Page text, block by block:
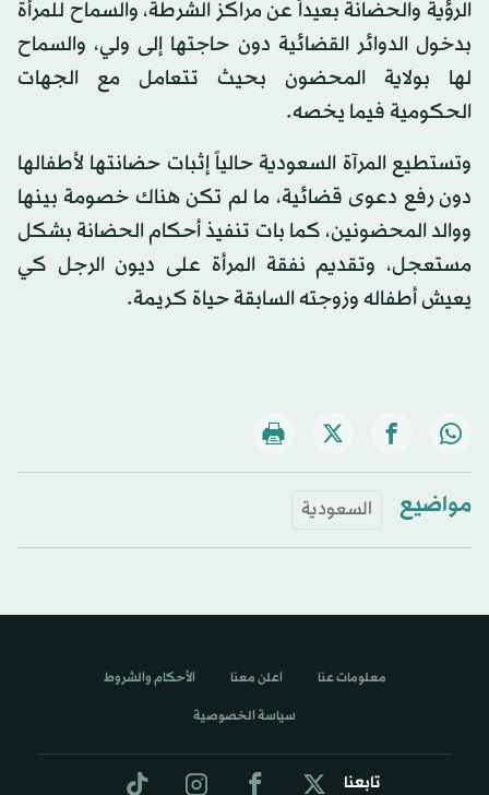
الرؤية والحضانة بعيداً عن مراكز الشرطة، والسماح للمرأة
بدخول الدوائر القضائية دون حاجتها إلى ولي، والسماح
لها بولاية المحضون بحيث تتعامل مع الجهات
الحكومية فيما يخصه.
وتستطيع المرآة السعودية حالياً إثبات حضانتها لأطفالها
دون رفع دعوى قضائية، ما لم تكن هناك خصومة بينها
ووالد المحضونين، كما بات تنفيذ أحكام الحضانة بشكل
مستعجل، وتقديم نفقة المرأة على ديون الرجل كي
يعيش أطفاله وزوجته السابقة حياة كريمة.
مواضيع السعودية
تابعنا
معلومات عنا اعلن معنا الأحكام والشروط
سياسة الخصوصية